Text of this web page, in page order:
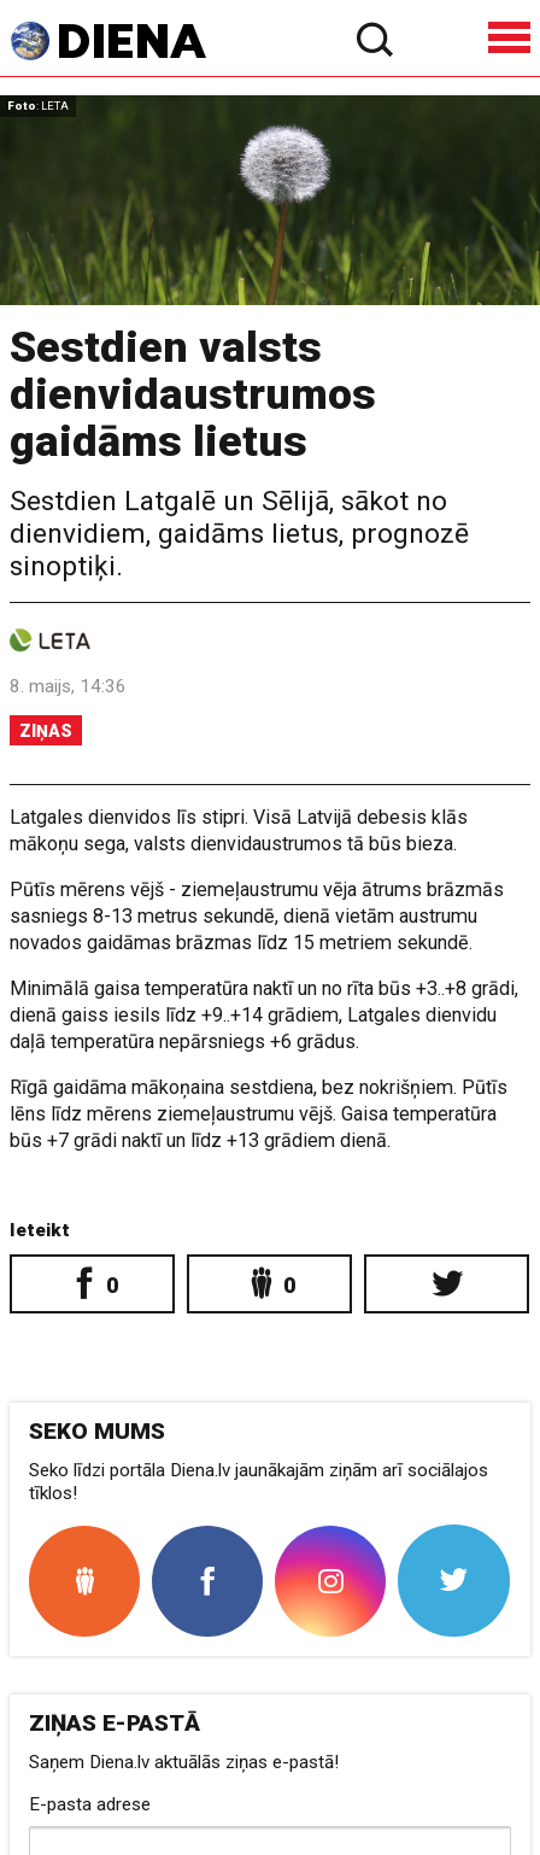
Foto: LETA
Sestdien valsts
dienvidaustrumos
gaidāms lietus
Sestdien Latgalē un Sēlijā, sākot no
dienvidiem, gaidāms lietus, prognozē
sinoptiķi.
8. maijs, 14:36
ZIŅAS
Latgales dienvidos līs stipri. Visā Latvijā debesis klās
mākoņu sega, valsts dienvidaustrumos tā būs bieza.
Pūtīs mērens vējš - ziemeļaustrumu vēja ātrums brāzmās
sasniegs 8-13 metrus sekundē, dienā vietām austrumu
novados gaidāmas brāzmas līdz 15 metriem sekundē.
Minimālā gaisa temperatūra naktī un no rīta būs +3..+8 grādi,
dienā gaiss iesils līdz +9..+14 grādiem, Latgales dienvidu
daļā temperatūra nepārsniegs +6 grādus.
Rīgā gaidāma mākoņaina sestdiena, bez nokrišņiem. Pūtīs
lēns līdz mērens ziemeļaustrumu vējš. Gaisa temperatūra
būs +7 grādi naktī un līdz +13 grādiem dienā.
Ieteikt
0 0
SEKO MUMS
Seko līdzi portāla Diena.lv jaunākajām ziņām arī sociālajos
tīklos!
ZIŅAS E-PASTĀ
Saņem Diena.lv aktuālās ziņas e-pastā!
E-pasta adrese